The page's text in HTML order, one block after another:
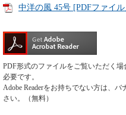
中洋の風 45号 [PDFファイル
PDF形式のファイルをご覧いただく場
必要です。
Adobe Readerをお持ちでない方は、
さい。（無料）